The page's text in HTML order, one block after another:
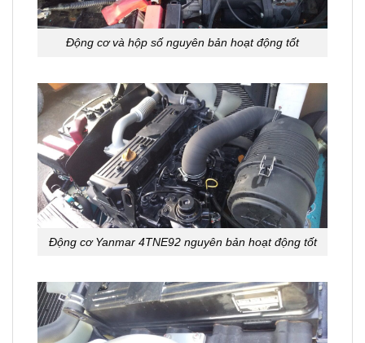
Động cơ và hộp số nguyên bản hoạt động tốt
Động cơ Yanmar 4TNE92 nguyên bản hoạt động tốt